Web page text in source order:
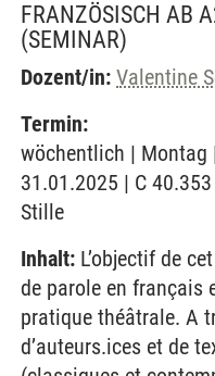
FRANZÖSISCH AB
(SEMINAR)
Dozent/in: Valentine
Termin:
wöchentlich | Montag
31.01.2025 | C
Stille
Inhalt: L’objectif de
de parole en français
pratique théâtrale. A
d’auteurs.ices et de